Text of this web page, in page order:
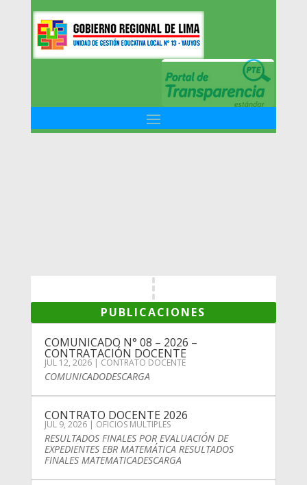
PUBLICACIONES
COMUNICADO N° 08 – 2026 –
CONTRATACIÓN DOCENTE
JUL 12, 2026| CONTRATO DOCENTE
COMUNICADODESCARGA
CONTRATO DOCENTE 2026
JUL 9, 2026| OFICIOS MULTIPLES
RESULTADOS FINALES POR EVALUACIÓN DE
EXPEDIENTES EBR MATEMÁTICA RESULTADOS
FINALES MATEMATICADESCARGA